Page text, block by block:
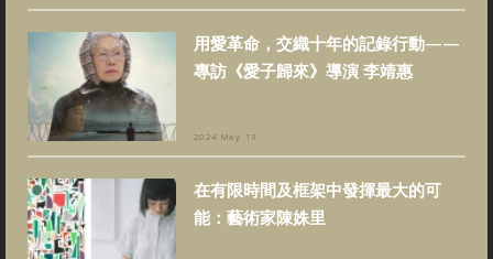
用愛革命，交織十年的記錄行動——
專訪《愛子歸來》導演 李靖惠
2024 May 13
在有限時間及框架中發揮最大的可
能：藝術家陳姝里